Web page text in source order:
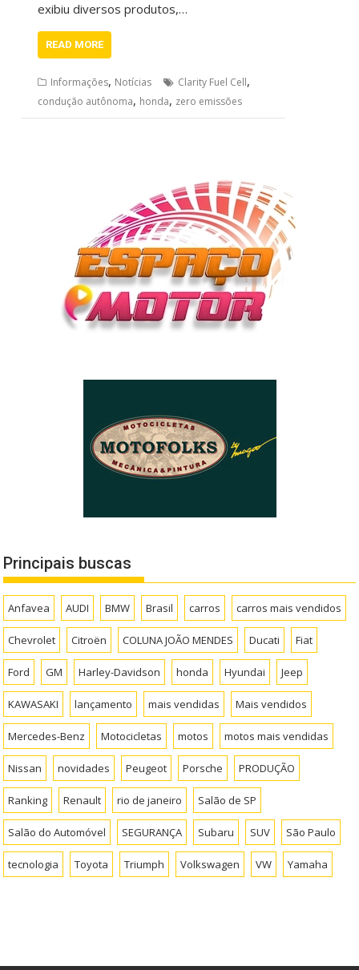
exibiu diversos produtos,…
READ MORE
Informações, Notícias Clarity Fuel Cell,
condução autônoma, honda, zero emissões
Principais buscas
Anfavea AUDI BMW Brasil carros carros mais vendidos
Chevrolet Citroën COLUNA JOÃO MENDES Ducati Fiat
Ford GM Harley-Davidson honda Hyundai Jeep
KAWASAKI lançamento mais vendidas Mais vendidos
Mercedes-Benz Motocicletas motos motos mais vendidas
Nissan novidades Peugeot Porsche PRODUÇÃO
Ranking Renault rio de janeiro Salão de SP
Salão do Automóvel SEGURANÇA Subaru SUV São Paulo
tecnologia Toyota Triumph Volkswagen VW Yamaha